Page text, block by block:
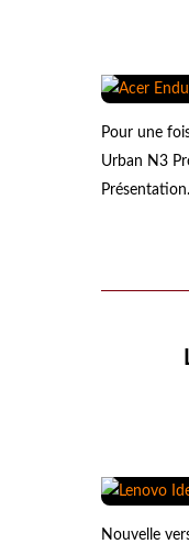
Pour une
Urban N3
Nouvelle